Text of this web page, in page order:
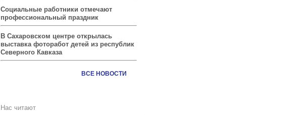
Социальные работники отмечают
профессиональный праздник
В Сахаровском центре открылась
выставка фоторабот детей из республик
Северного Кавказа
ВСЕ НОВОСТИ
Нас читают